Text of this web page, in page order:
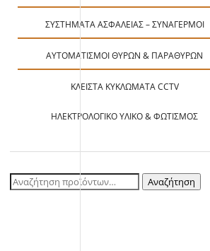
ΣΥΣΤΉΜΑΤΑ ΑΣΦΑΛΕΊΑΣ – ΣΥΝΑΓΕΡΜΟΊ
ΑΥΤΟΜΑΤΙΣΜΟΊ ΘΥΡΏΝ & ΠΑΡΑΘΎΡΩΝ
ΚΛΕΙΣΤΆ ΚΥΚΛΏΜΑΤΑ CCTV
ΗΛΕΚΤΡΟΛΟΓΙΚΌ ΥΛΙΚΌ & ΦΩΤΙΣΜΌΣ
Αναζήτηση
Αναζήτηση